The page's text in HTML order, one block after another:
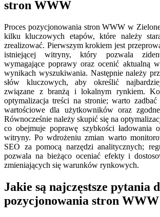
stron WWW
Proces pozycjonowania stron WWW w
kilku kluczowych etapów, które należy
zrealizować. Pierwszym krokiem jest
istniejącej witryny, który pozwala
wymagające poprawy oraz ocenić aktualną
wynikach wyszukiwania. Następnie należy
słów kluczowych, aby określić
związane z branżą i lokalnym rynkiem.
optymalizacja treści na stronie; warto
wartościowe dla użytkowników oraz
Równocześnie należy skupić się na
co obejmuje poprawę szybkości ładowania
witryny. Po wdrożeniu zmian warto
SEO za pomocą narzędzi analitycznych;
pozwala na bieżąco oceniać efekty i
zmieniających się warunków rynkowych.
Jakie są najczęstsze pytania
pozycjonowania stron WWW